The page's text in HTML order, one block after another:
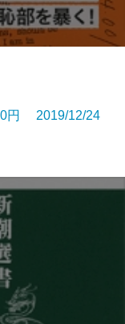
円 2019/12/24